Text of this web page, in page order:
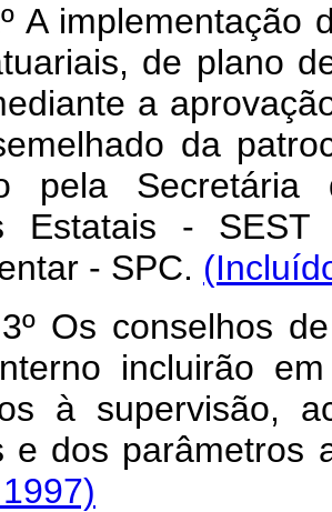
de
de plano
a
da
pela
Estatais -
- SPC.
conselhos de
incluirão
à supervisão,
e dos parâmetros